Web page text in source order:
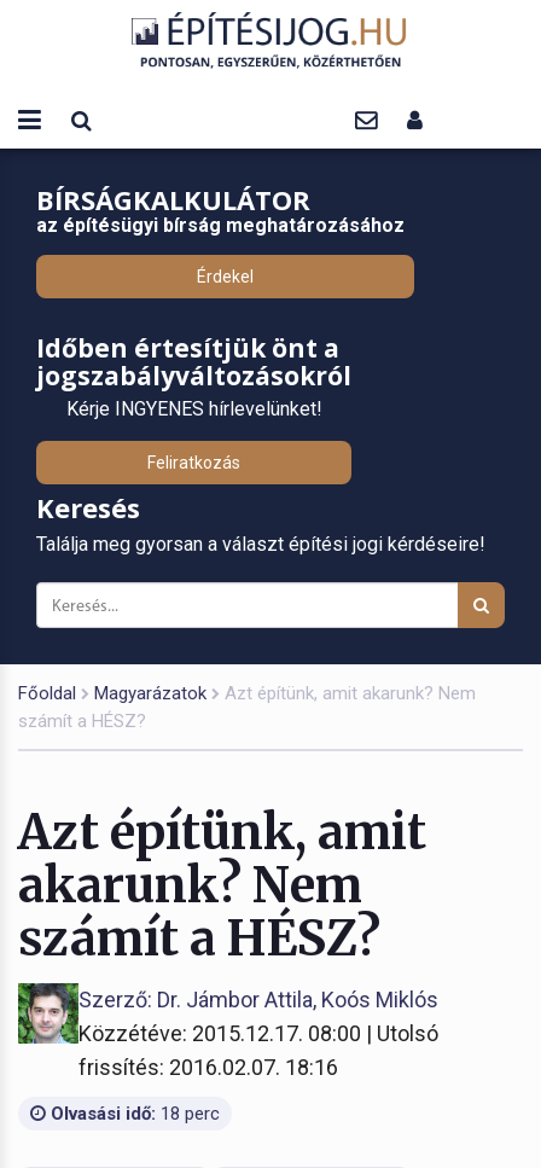
BÍRSÁGKALKULÁTOR
az építésügyi bírság meghatározásához
Érdekel
Időben értesítjük önt a
jogszabályváltozásokról
Kérje INGYENES hírlevelünket!
Feliratkozás
Keresés
Találja meg gyorsan a választ építési jogi kérdéseire!
Főoldal Magyarázatok
Azt építünk, amit akarunk? Nem
számít a HÉSZ?
Azt építünk, amit
akarunk? Nem
számít a HÉSZ?
Szerző: Dr. Jámbor Attila, Koós Miklós
Közzétéve: 2015.12.17. 08:00 | Utolsó
frissítés: 2016.02.07. 18:16
Olvasási idő: 18 perc